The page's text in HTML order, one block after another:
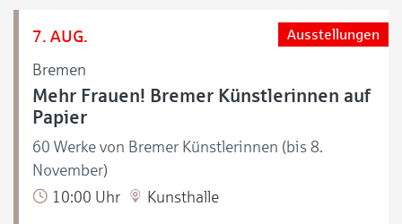
7. AUG.
Bremen
Ausstellungen
Mehr Frauen! Bremer Künstlerinnen auf
Papier
60 Werke von Bremer Künstlerinnen (bis 8.
November)
10:00 Uhr
Kunsthalle